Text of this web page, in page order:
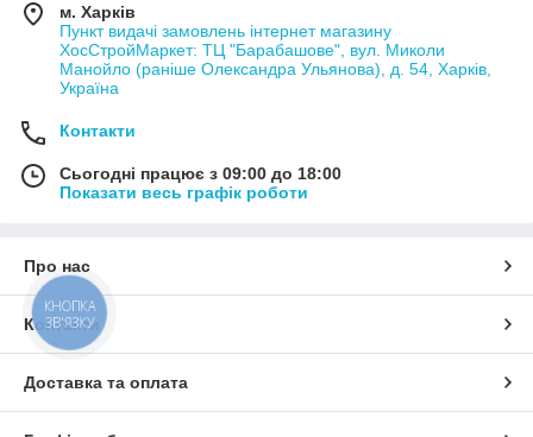
м. Харків
Пункт видачі замовлень інтернет магазину
ХосСтройМаркет: ТЦ "Барабашове", вул. Миколи
Манойло (раніше Олександра Ульянова), д. 54, Харків,
Україна
Контакти
Сьогодні працює з 09:00 до 18:00
Показати весь графік роботи
Про нас
Контакти
Доставка та оплата
КНОПКА
ЗВ'ЯЗКУ